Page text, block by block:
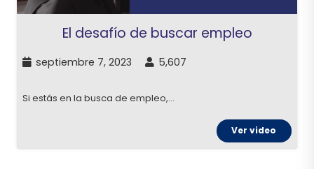
El desafío de buscar empleo
septiembre 7, 2023 5,607
Si estás en la busca de empleo,…
Ver video